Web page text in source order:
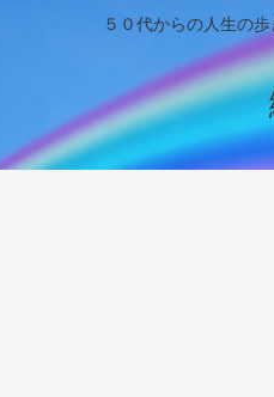
５０代からの人生の